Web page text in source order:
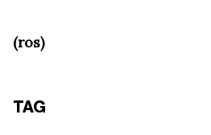
(ros)
TAG